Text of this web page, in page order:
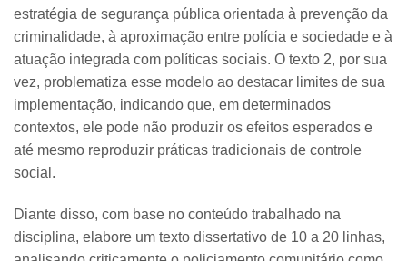
estratégia de segurança pública orientada à prevenção da
criminalidade, à aproximação entre polícia e sociedade e à
atuação integrada com políticas sociais. O texto 2, por sua
vez, problematiza esse modelo ao destacar limites de sua
implementação, indicando que, em determinados
contextos, ele pode não produzir os efeitos esperados e
até mesmo reproduzir práticas tradicionais de controle
social.
Diante disso, com base no conteúdo trabalhado na
disciplina, elabore um texto dissertativo de 10 a 20 linhas,